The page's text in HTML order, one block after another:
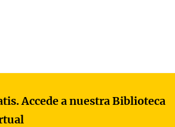
Accede a nuestra Biblioteca